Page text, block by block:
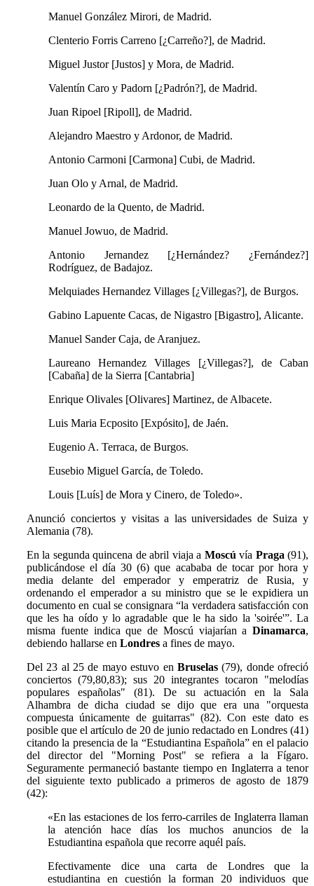
Manuel González Mirori, de Madrid.
Clenterio Forris Carreno [¿Carreño?], de Madrid.
Miguel Justor [Justos] y Mora, de Madrid.
Valentín Caro y Padorn [¿Padrón?], de Madrid.
Juan Ripoel [Ripoll], de Madrid.
Alejandro Maestro y Ardonor, de Madrid.
Antonio Carmoni [Carmona] Cubi, de Madrid.
Juan Olo y Arnal, de Madrid.
Leonardo de la Quento, de Madrid.
Manuel Jowuo, de Madrid.
Antonio Jernandez [¿Hernández? ¿Fernández?]
Rodríguez, de Badajoz.
Melquiades Hernandez Villages [¿Villegas?], de Burgos.
Gabino Lapuente Cacas, de Nigastro [Bigastro], Alicante.
Manuel Sander Caja, de Aranjuez.
Laureano Hernandez Villages [¿Villegas?], de Caban
[Cabaña] de la Sierra [Cantabria]
Enrique Olivales [Olivares] Martinez, de Albacete.
Luis Maria Ecposito [Expósito], de Jaén.
Eugenio A. Terraca, de Burgos.
Eusebio Miguel García, de Toledo.
Louis [Luís] de Mora y Cinero, de Toledo».
Anunció conciertos y visitas a las universidades de Suiza y
Alemania (78).
En la segunda quincena de abril viaja a Moscú vía Praga (91),
publicándose el día 30 (6) que acababa de tocar por hora y
media delante del emperador y emperatriz de Rusia, y
ordenando el emperador a su ministro que se le expidiera un
documento en cual se consignara “la verdadera satisfacción con
que les ha oído y lo agradable que le ha sido la 'soirée'”. La
misma fuente indica que de Moscú viajarían a Dinamarca,
debiendo hallarse en Londres a fines de mayo.
Del 23 al 25 de mayo estuvo en Bruselas(79), donde ofreció
conciertos (79,80,83); sus 20 integrantes tocaron "melodías
populares españolas" (81). De su actuación en la Sala
Alhambra de dicha ciudad se dijo que era una "orquesta
compuesta únicamente de guitarras" (82).Con este dato es
posible que el artículo de 20 de junio redactado en Londres (41)
citando la presencia de la “Estudiantina Española” en el palacio
del director del "Morning Post" se refiera a la Fígaro.
Seguramente permaneció bastante tiempo en Inglaterra a tenor
del siguiente texto publicado a primeros de agosto de 1879
(42):
«En las estaciones de los ferro-carriles de Inglaterra llaman
la atención hace días los muchos anuncios de la
Estudiantina española que recorre aquél país.
Efectivamente dice una carta de Londres que la
estudiantina en cuestión la forman 20 individuos que